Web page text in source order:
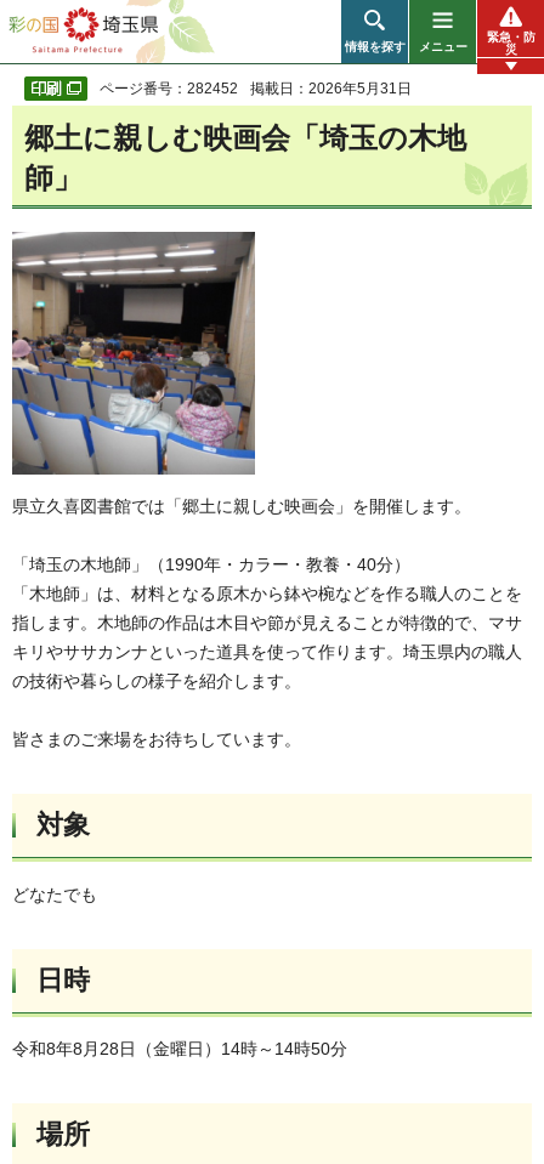
彩の国 埼玉県
情報を探す メニュー
緊急・防
災
ページ番号：282452 掲載日：2026年5月31日
郷土に親しむ映画会「埼玉の木地
師」
県立久喜図書館では「郷土に親しむ映画会」を開催します。
「埼玉の木地師」（1990年・カラー・教養・40分）
「木地師」は、材料となる原木から鉢や椀などを作る職人のことを
指します。木地師の作品は木目や節が見えることが特徴的で、マサ
キリやササカンナといった道具を使って作ります。埼玉県内の職人
の技術や暮らしの様子を紹介します。
皆さまのご来場をお待ちしています。
対象
どなたでも
日時
令和8年8月28日（金曜日）14時～14時50分
場所